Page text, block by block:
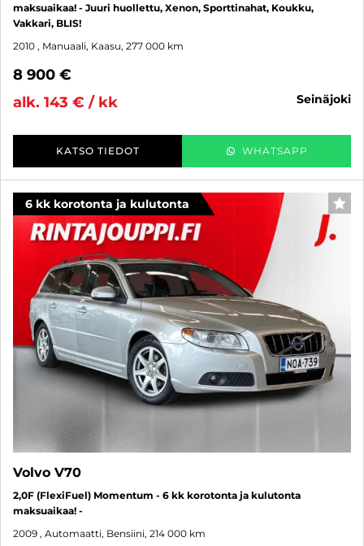
maksuaikaa! - Juuri huollettu, Xenon, Sporttinahat, Koukku,
Vakkari, BLIS!
2010 , Manuaali, Kaasu, 277 000 km
8 900 €
alk. 143 € / kk
seinäjoki
KATSO TIEDOT WHATSAPP
6 kk korotonta ja kulutonta
Volvo V70
2,0F (FlexiFuel) Momentum - 6 kk korotonta ja kulutonta
maksuaikaa! -
2009 , Automaatti, Bensiini, 214 000 km